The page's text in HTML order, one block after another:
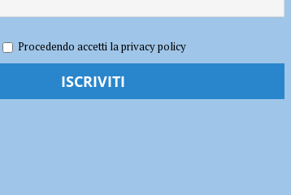
e stupefacenti sequestrati CRONACA
FG Attualità
Procedendo accetti la privacy policy